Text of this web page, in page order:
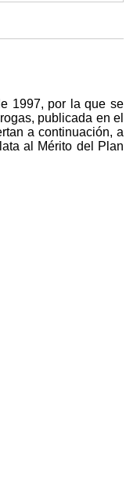
1997, por la que se
publicada en el
a continuación, a
al Mérito del Plan